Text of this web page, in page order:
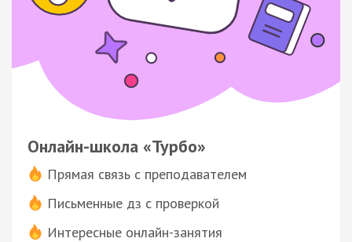
Онлайн-школа «Турбо»
Прямая связь с преподавателем
Письменные дз с проверкой
Интересные онлайн-занятия